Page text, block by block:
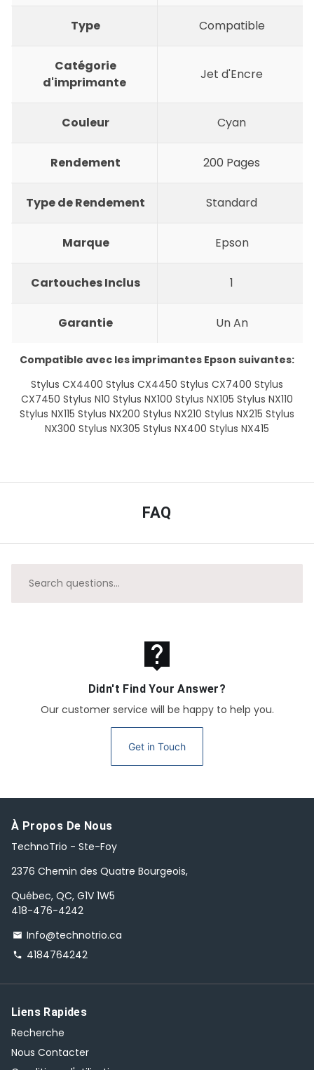
Type Compatible
Catégorie
d'imprimante
Jet d'Encre
Couleur Cyan
Rendement 200 Pages
Type de Rendement Standard
Marque Epson
Cartouches Inclus 1
Garantie Un An
Compatible avec les imprimantes Epson suivantes:
Stylus CX4400 Stylus CX4450 Stylus CX7400 Stylus
CX7450 Stylus N10 Stylus NX100 Stylus NX105 Stylus NX110
Stylus NX115 Stylus NX200 Stylus NX210 Stylus NX215 Stylus
NX300 Stylus NX305 Stylus NX400 Stylus NX415
FAQ
live_help
Didn't Find Your Answer?
Our customer service will be happy to help you.
Get in Touch
À Propos De Nous
TechnoTrio - Ste-Foy
2376 Chemin des Quatre Bourgeois,
Québec, QC, G1V 1W5
418-476-4242
email Info@technotrio.ca
phone 4184764242
Liens Rapides
Recherche
Nous Contacter